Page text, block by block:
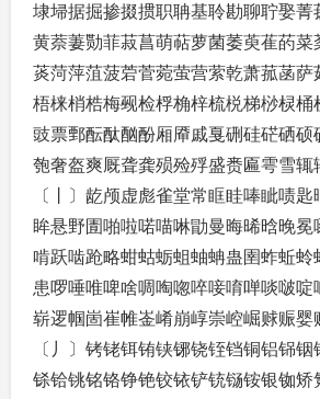
埭埽据掘掺掇掼职聃基聆勘聊聍娶菁
黄萘萋勚菲菽菖萌萜萝菌萎萸萑菂菜
菼菏萍菹菠菪菅菀萤营萦乾萧菰菡萨
梧梾梢梏梅觋检桴桷梓梳棁梯桫棂桶
豉票鄄酝酞酗酚厢厣戚戛硎硅硭硒硕
匏奢盔爽厩聋龚殒殓殍盛赉匾雩雪辄
〔丨〕龁颅虚彪雀堂常眶眭唪眦啧
眸悬野圊啪啦喏喵啉勖曼晦晞晗晚冕
啃跃啮跄略蚶蛄蛎蛆蚰蚺蛊圉蚱蚯蛉
患啰唾唯啤啥啁啕唿啐唼唷啴啖啵啶
崭逻帼崮崔帷崟崤崩崞崇崆崛赇赈婴
〔丿〕铐铑铒铕铗铘铙铚铛铜铝铞
铩铪铫铭铬铮铯铰铱铲铳铴铵银铷矫